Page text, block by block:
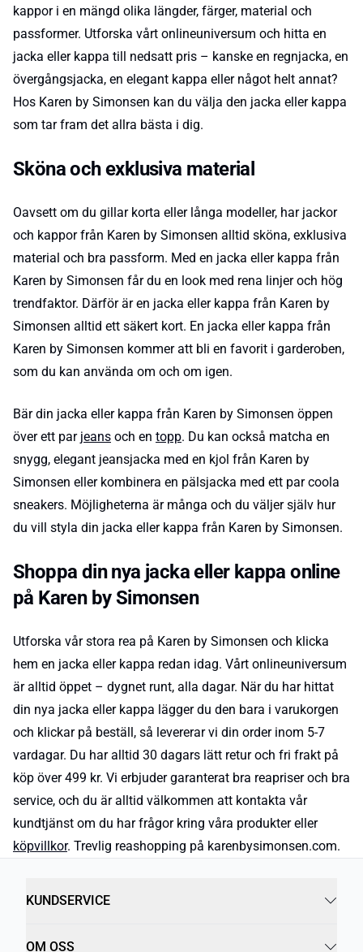
kappor i en mängd olika längder, färger, material och
passformer. Utforska vårt onlineuniversum och hitta en
jacka eller kappa till nedsatt pris – kanske en regnjacka, en
övergångsjacka, en elegant kappa eller något helt annat?
Hos Karen by Simonsen kan du välja den jacka eller kappa
som tar fram det allra bästa i dig.
Sköna och exklusiva material
Oavsett om du gillar korta eller långa modeller, har jackor
och kappor från Karen by Simonsen alltid sköna, exklusiva
material och bra passform. Med en jacka eller kappa från
Karen by Simonsen får du en look med rena linjer och hög
trendfaktor. Därför är en jacka eller kappa från Karen by
Simonsen alltid ett säkert kort. En jacka eller kappa från
Karen by Simonsen kommer att bli en favorit i garderoben,
som du kan använda om och om igen.
Bär din jacka eller kappa från Karen by Simonsen öppen
över ett par jeans och en topp. Du kan också matcha en
snygg, elegant jeansjacka med en kjol från Karen by
Simonsen eller kombinera en pälsjacka med ett par coola
sneakers. Möjligheterna är många och du väljer själv hur
du vill styla din jacka eller kappa från Karen by Simonsen.
Shoppa din nya jacka eller kappa online
på Karen by Simonsen
Utforska vår stora rea på Karen by Simonsen och klicka
hem en jacka eller kappa redan idag. Vårt onlineuniversum
är alltid öppet – dygnet runt, alla dagar. När du har hittat
din nya jacka eller kappa lägger du den bara i varukorgen
och klickar på beställ, så levererar vi din order inom 5-7
vardagar. Du har alltid 30 dagars lätt retur och fri frakt på
köp över 499 kr. Vi erbjuder garanterat bra reapriser och bra
service, och du är alltid välkommen att kontakta vår
kundtjänst om du har frågor kring våra produkter eller
köpvillkor. Trevlig reashopping på karenbysimonsen.com.
KUNDSERVICE
OM OSS